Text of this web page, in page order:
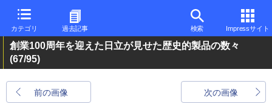
カテゴリ 過去記事 検索 Impressサイト
創業100周年を迎えた日立が見せた歴史的製品の数々
(67/95)
前の画像 次の画像